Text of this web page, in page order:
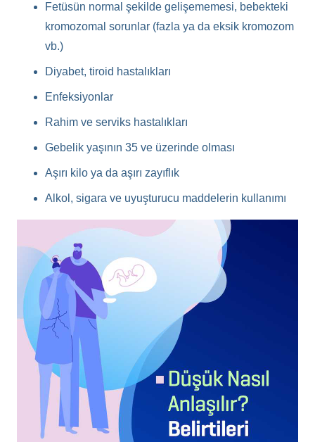
Fetüsün normal şekilde gelişememesi, bebekteki
kromozomal sorunlar (fazla ya da eksik kromozom
vb.)
Diyabet, tiroid hastalıkları
Enfeksiyonlar
Rahim ve serviks hastalıkları
Gebelik yaşının 35 ve üzerinde olması
Aşırı kilo ya da aşırı zayıflık
Alkol, sigara ve uyuşturucu maddelerin kullanımı